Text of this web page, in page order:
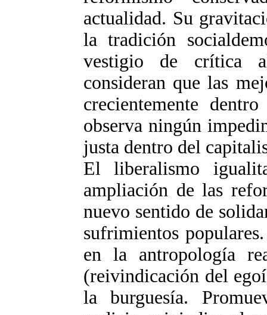
actualidad. Su
la tradición
vestigio de crítica
consideran que las
crecientemente
observa ningún
justa dentro del
El liberalismo
ampliación de las
nuevo sentido de
sufrimientos
en la antropología
(reivindicación del
la burguesía.